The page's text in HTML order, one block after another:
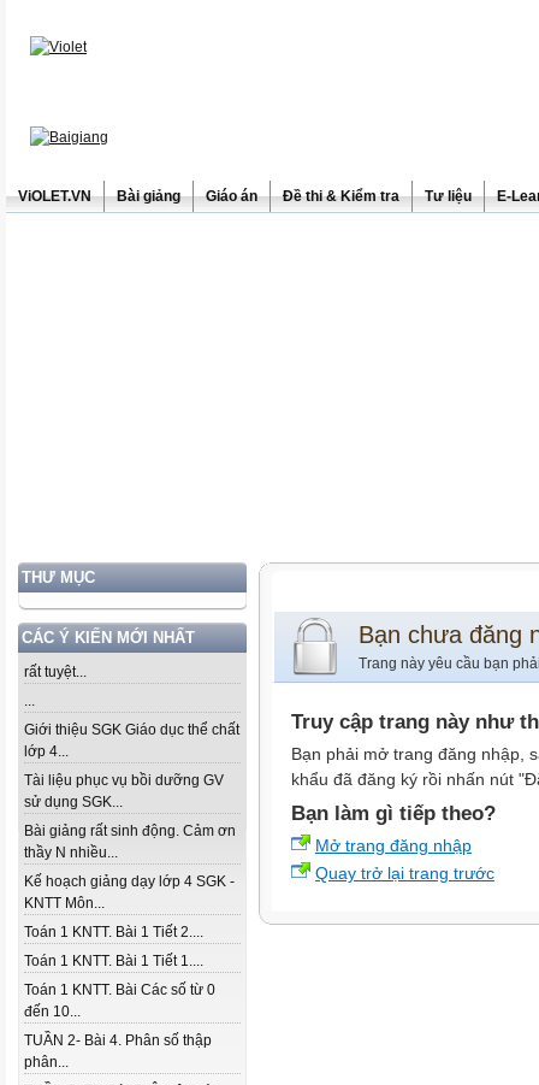
ViOLET.VN Bài giảng Giáo án Đề thi & Kiểm tra Tư liệu E-
THƯ MỤC
CÁC Ý KIẾN MỚI NHẤT
rất tuyệt...
...
Giới thiệu SGK Giáo dục thể chất
lớp 4...
Tài liệu phục vụ bồi dưỡng GV
sử dụng SGK...
Bài giảng rất sinh động. Cảm ơn
thầy N nhiều...
Kế hoạch giảng dạy lớp 4 SGK -
KNTT Môn...
Toán 1 KNTT. Bài 1 Tiết 2....
Toán 1 KNTT. Bài 1 Tiết 1....
Toán 1 KNTT. Bài Các số từ 0
đến 10...
TUẦN 2- Bài 4. Phân số thập
phân...
Bạn chưa đăng
Trang này yêu cầu bạn
Truy cập trang này như
Bạn phải mở trang đăng nhập,
khẩu đã đăng ký rồi nhấn nút
Bạn làm gì tiếp theo?
Mở trang đăng nhập
Quay trở lại trang trước